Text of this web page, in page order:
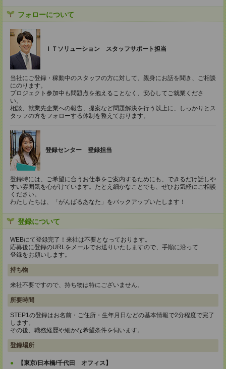
フォローについて
ＩＴソリューション スタッフサポート担当
当社にご登録・稼動中のスタッフの方に対して、親身にお話を聞き、ご相談
にのります。
プロジェクト参加中も問題点を抱えることなく、安心してご就業くださ
い。
相談、就業先企業への報告、提案など問題解決を行う以上に、しっかりとス
タッフの方をフォローする体制を整えております。
登録センター 登録担当
登録時には、ご希望に合うお仕事をご案内するためにも、できるだけ話しや
すい雰囲気を心がけています。たとえ細かなことでも、ぜひお気軽にご相談
ください。
わたしたちは、「がんばるあなた」をバックアップいたします！
登録について
WEBにて登録完了！来社は不要となっております。
応募後に登録のURLをメールでお送りいたしますので、手順に沿って
登録をお願いします。
持ち物
来社不要ですので、持ち物は特にございません。
所要時間
STEP1の登録はお名前・ご住所・生年月日などの基本情報で2分程度で完了
します。
その後、職務経歴や細かな希望条件を伺います。
登録場所
【東京/日本橋/千代田 オフィス】